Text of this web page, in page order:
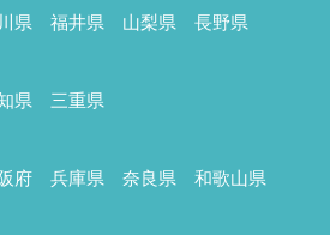
県 福井県 山梨県 長野県
県 三重県
府 兵庫県 奈良県 和歌山県